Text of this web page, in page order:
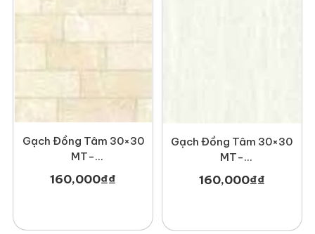
Gạch Đồng Tâm 30×30
MT-
GDT3030Hoada001
160,000₫₫
Gạch Đồng Tâm 30×30
MT-
GDT3030Nonnuoc002
160,000₫₫